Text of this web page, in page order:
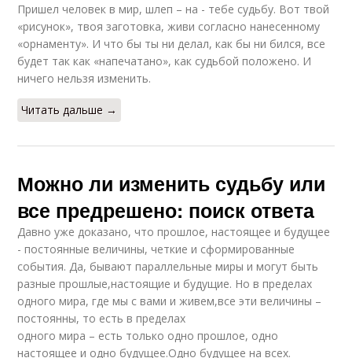
Пришел человек в мир, шлеп – на - тебе судьбу. Вот твой
«рисунок», твоя заготовка, живи согласно нанесенному
«орнаменту». И что бы ты ни делал, как бы ни бился, все
будет так как «напечатано», как судьбой положено. И
ничего нельзя изменить.
Читать дальше →
Можно ли изменить судьбу или
все предрешено: поиск ответа
Давно уже доказано, что прошлое, настоящее и будущее
- постоянные величины, четкие и сформированные
события. Да, бывают параллельные миры и могут быть
разные прошлые,настоящие и будущие. Но в пределах
одного мира, где мы с вами и живем,все эти величины –
постоянны, то есть в пределах
одного мира – есть только одно прошлое, одно
настоящее и одно будущее.Одно будущее на всех.